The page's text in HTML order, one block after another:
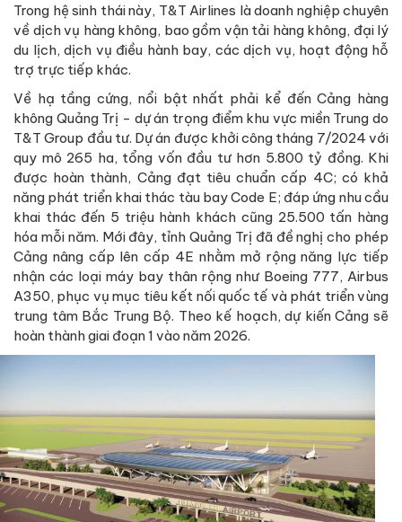
Trong hệ sinh thái này, T&T Airlines là doanh nghiệp chuyên
về dịch vụ hàng không, bao gồm vận tải hàng không, đại lý
du lịch, dịch vụ điều hành bay, các dịch vụ, hoạt động hỗ
trợ trực tiếp khác.
Về hạ tầng cứng, nổi bật nhất phải kể đến Cảng hàng
không Quảng Trị - dự án trọng điểm khu vực miền Trung do
T&T Group đầu tư. Dự án được khởi công tháng 7/2024 với
quy mô 265 ha, tổng vốn đầu tư hơn 5.800 tỷ đồng. Khi
được hoàn thành, Cảng đạt tiêu chuẩn cấp 4C; có khả
năng phát triển khai thác tàu bay Code E; đáp ứng nhu cầu
khai thác đến 5 triệu hành khách cũng 25.500 tấn hàng
hóa mỗi năm. Mới đây, tỉnh Quảng Trị đã đề nghị cho phép
Cảng nâng cấp lên cấp 4E nhằm mở rộng năng lực tiếp
nhận các loại máy bay thân rộng như Boeing 777, Airbus
A350, phục vụ mục tiêu kết nối quốc tế và phát triển vùng
trung tâm Bắc Trung Bộ. Theo kế hoạch, dự kiến Cảng sẽ
hoàn thành giai đoạn 1 vào năm 2026.